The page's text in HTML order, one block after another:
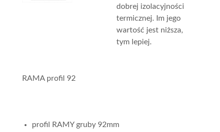
dobrej izolacyjności
termicznej. Im jego
wartość jest niższa,
tym lepiej.
RAMA profil 92
profil RAMY gruby 92mm